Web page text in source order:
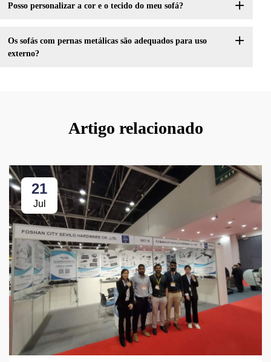
Posso personalizar a cor e o tecido do meu sofá?
Os sofás com pernas metálicas são adequados para uso
externo?
Artigo relacionado
21
Jul